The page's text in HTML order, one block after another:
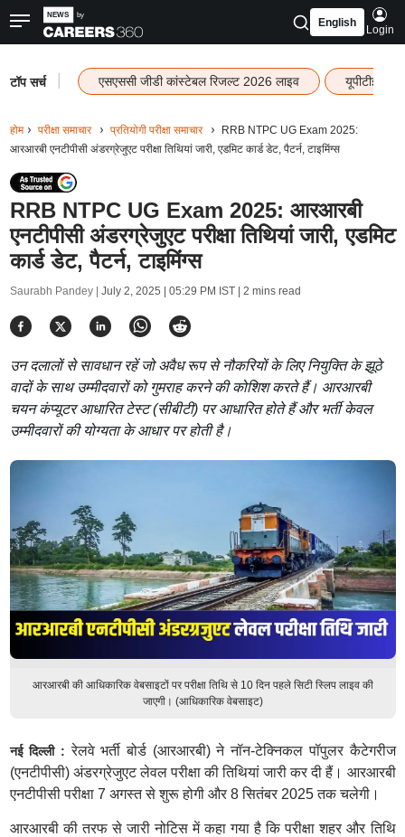
English
Login
टॉप सर्च एसएससी जीडी कांस्टेबल रिजल्ट 2026 लाइव यूपीटीईटी
होम परीक्षा समाचार प्रतियोगी परीक्षा समाचार
RRB NTPC UG Exam 2025:
आरआरबी एनटीपीसी अंडरग्रेजुएट परीक्षा तिथियां जारी, एडमिट कार्ड डेट, पैटर्न, टाइमिंग्स
RRB NTPC UG Exam 2025: आरआरबी
एनटीपीसी अंडरग्रेजुएट परीक्षा तिथियां जारी, एडमिट
कार्ड डेट, पैटर्न, टाइमिंग्स
Saurabh Pandey | July 2, 2025 | 05:29 PM IST| 2 mins read
उन दलालों से सावधान रहें जो अवैध रूप से नौकरियों के लिए नियुक्ति के झूठे
वादों के साथ उम्मीदवारों को गुमराह करने की कोशिश करते हैं। आरआरबी
चयन कंप्यूटर आधारित टेस्ट (सीबीटी) पर आधारित होते हैं और भर्ती केवल
उम्मीदवारों की योग्यता के आधार पर होती है।
आरआरबी की आधिकारिक वेबसाइटों पर परीक्षा तिथि से 10 दिन पहले सिटी स्लिप लाइव की
जाएगी। (आधिकारिक वेबसाइट)
नई दिल्ली : रेलवे भर्ती बोर्ड (आरआरबी) ने नॉन-टेक्निकल पॉपुलर कैटेगरीज
(एनटीपीसी) अंडरग्रेजुएट लेवल परीक्षा की तिथियां जारी कर दी हैं। आरआरबी
एनटीपीसी परीक्षा 7 अगस्त से शुरू होगी और 8 सितंबर 2025 तक चलेगी।
आरआरबी की तरफ से जारी नोटिस में कहा गया है कि परीक्षा शहर और तिथि